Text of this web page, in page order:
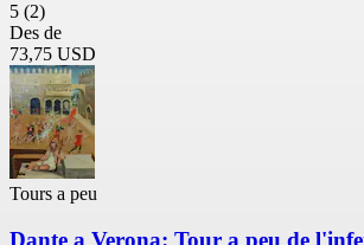
5 (2)
Des de
73,75 USD
Tours a peu
Dante a Verona: Tour a peu de